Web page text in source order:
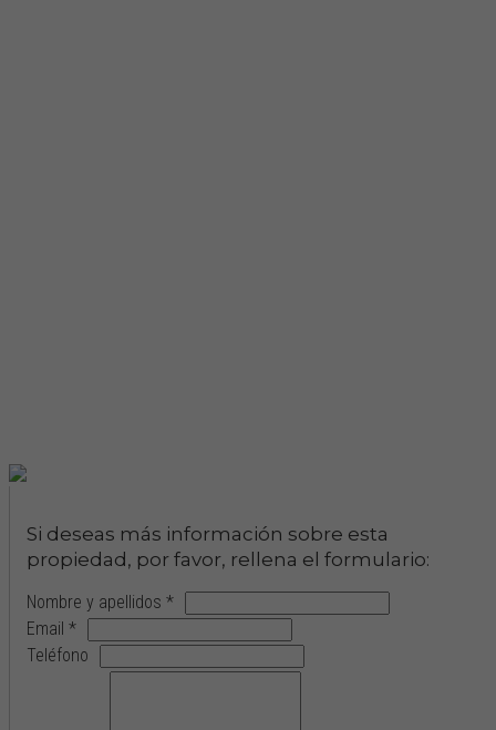
Si deseas más información sobre esta
propiedad, por favor, rellena el formulario:
Nombre y apellidos *
Email *
Teléfono